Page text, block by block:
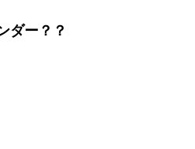
ダー？？